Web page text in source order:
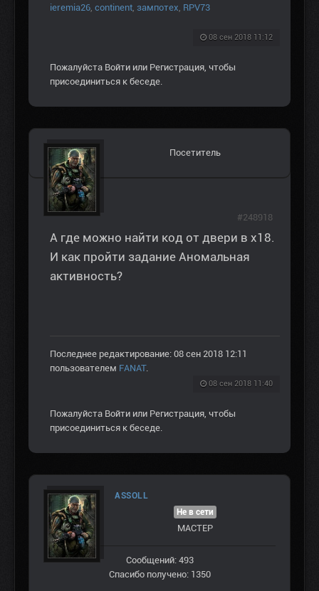
ieremia26, continent, зампотех, RPV73
08 сен 2018 11:12
Пожалуйста Войти или Регистрация, чтобы
присоединиться к беседе.
Посетитель
А где можно найти код от двери в х18.
И как пройти задание Аномальная
активность?
Последнее редактирование: 08 сен 2018 12:11
пользователем FANAT.
08 сен 2018 11:40
#248918
Пожалуйста Войти или Регистрация, чтобы
присоединиться к беседе.
ASSOLL
Не в сети
МАСТЕР
Сообщений: 493
Спасибо получено: 1350